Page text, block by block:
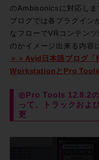
のAmbisonicsに対応しま
ブログでは各プラグイン
なフローでVRコンテン
のかイメージ出来る内容
＞＞Avid日本語ブログ
WorkstationとPro Tools
◎Pro Tools 12.8.2の
って、トラックおよ
更